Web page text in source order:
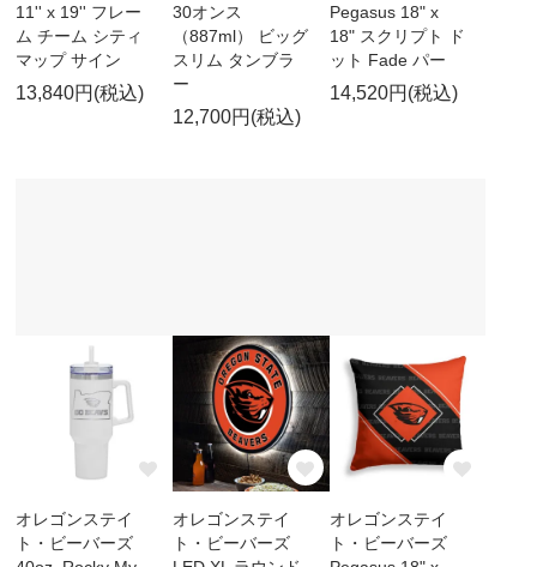
11'' x 19'' フレー
ム チーム シティ
マップ サイン
13,840円(税込)
30オンス
（887ml） ビッグ
スリム タンブラ
ー
12,700円(税込)
Pegasus 18" x
18" スクリプト ド
ット Fade パー
14,520円(税込)
オレゴンステイ
ト・ビーバーズ
オレゴンステイ
ト・ビーバーズ
オレゴンステイ
ト・ビーバーズ